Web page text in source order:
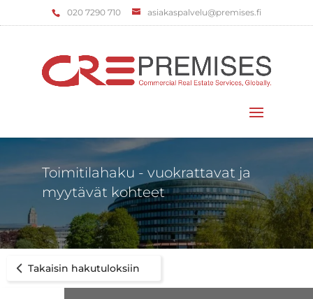
‌020 7290 710 asiakaspalvelu@premises.fi
Toimitilahaku - vuokrattavat ja
myytävät kohteet
Takaisin hakutuloksiin